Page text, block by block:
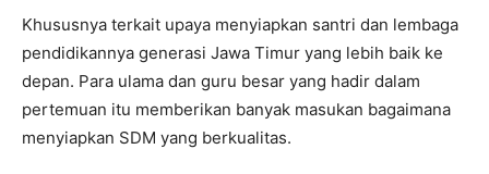
Khususnya terkait upaya menyiapkan santri dan lembaga
pendidikannya generasi Jawa Timur yang lebih baik ke
depan. Para ulama dan guru besar yang hadir dalam
pertemuan itu memberikan banyak masukan bagaimana
menyiapkan SDM yang berkualitas.